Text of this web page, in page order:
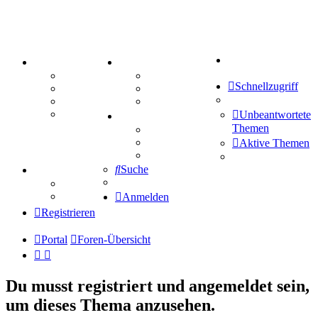
Mastodon
Treffenübersicht
Zitatesammlung
Schiffe versenken
Tipprunde
Comunio
Schnellzugriff
Unbeantwortete
Themen
Aktive Themen
Suche
Anmelden
Registrieren
Portal Foren-Übersicht
Du musst registriert und angemeldet sein,
um dieses Thema anzusehen.